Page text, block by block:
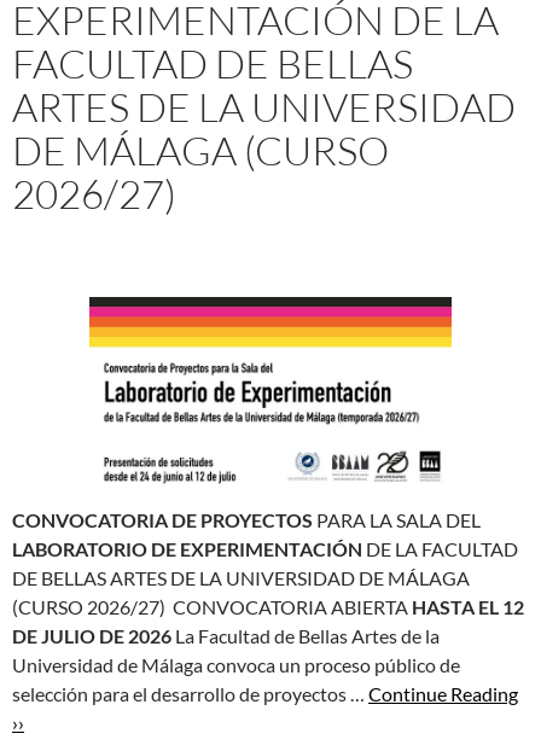
EXPERIMENTACIÓN DE LA
FACULTAD DE BELLAS
ARTES DE LA UNIVERSIDAD
DE MÁLAGA (CURSO
2026/27)
CONVOCATORIA DE PROYECTOS PARA LA SALA DEL
LABORATORIO DE EXPERIMENTACIÓN DE LA FACULTAD
DE BELLAS ARTES DE LA UNIVERSIDAD DE MÁLAGA
(CURSO 2026/27) CONVOCATORIA ABIERTA HASTA EL 12
DE JULIO DE 2026 La Facultad de Bellas Artes de la
Universidad de Málaga convoca un proceso público de
selección para el desarrollo de proyectos … Continue Reading
››